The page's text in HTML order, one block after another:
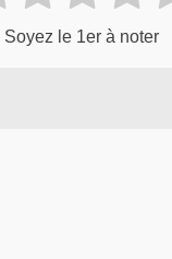
Soyez le 1er à noter